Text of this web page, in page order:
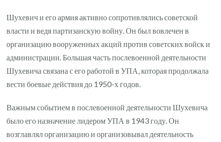
Шухевич и его армия активно сопротивлялись советской
власти и ведя партизанскую войну. Он был вовлечен в
организацию вооруженных акций против советских войск и
администрации. Большая часть послевоенной деятельности
Шухевича связана с его работой в УПА, которая продолжала
вести боевые действия до 1950-х годов.
Важным событием в послевоенной деятельности Шухевича
было его назначение лидером УПА в 1943 году. Он
возглавлял организацию и организовывал деятельность